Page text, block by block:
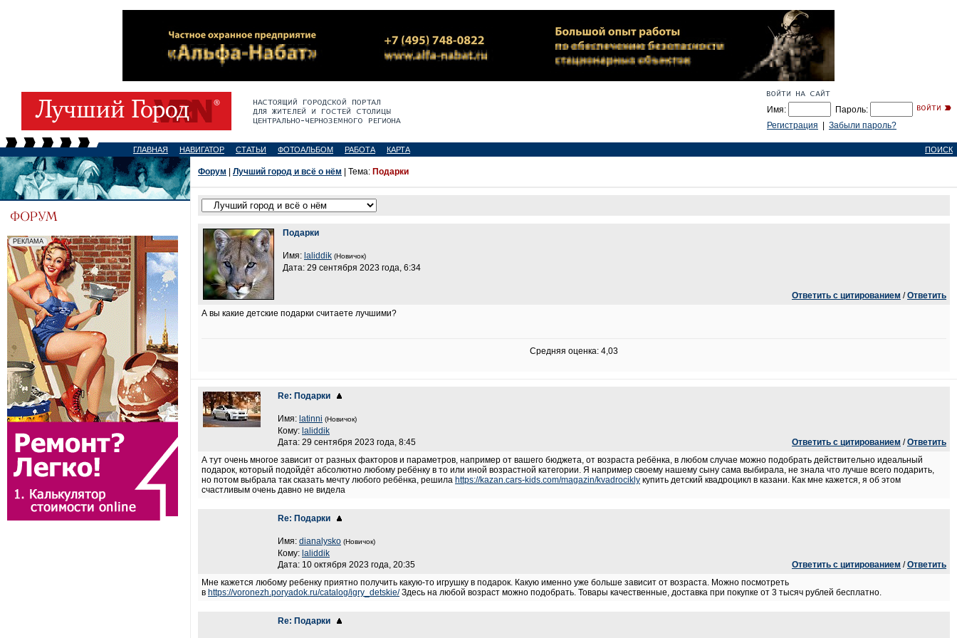
Имя:
Пароль:
Регистрация
Забыли пароль?
ГЛАВНАЯ НАВИГАТОР СТАТЬИ ФОТОАЛЬБОМ РАБОТА КАРТА ПОИСК
Форум Лучший город и всё о нём | Тема: Подарки
Подарки
Имя: laliddik (Новичок)
Дата: 29 сентября 2023 года, 6:34
Ответить с цитированием /Ответить
А вы какие детские подарки считаете лучшими?
Средняя оценка: 4,03
Re: Подарки
Имя: latinni (Новичок)
Кому: laliddik
Дата: 29 сентября 2023 года, 8:45
Ответить с цитированием /Ответить
А тут очень многое зависит от разных факторов и параметров, например от вашего бюджета, от возраста ребёнка, в любом случае можно подобрать действительно идеальный
подарок, который подойдёт абсолютно любому ребёнку в то или иной возрастной категории. Я например своему нашему сыну сама выбирала, не знала что лучше всего подарить,
но потом выбрала так сказать мечту любого ребёнка, решила https://kazan.cars-kids.com/magazin/kvadrocikly купить детский квадроцикл в казани. Как мне кажется, я об этом
счастливым очень давно не видела
Re: Подарки
Имя: dianalysko (Новичок)
Кому: laliddik
Дата: 10 октября 2023 года, 20:35
Ответить с цитированием /Ответить
Мне кажется любому ребенку приятно получить какую-то игрушку в подарок. Какую именно уже больше зависит от возраста. Можно посмотреть
в https://voronezh.poryadok.ru/catalog/igry_detskie/Здесь на любой возраст можно подобрать. Товары качественные, доставка при покупке от 3 тысяч рублей бесплатно.
Re: Подарки